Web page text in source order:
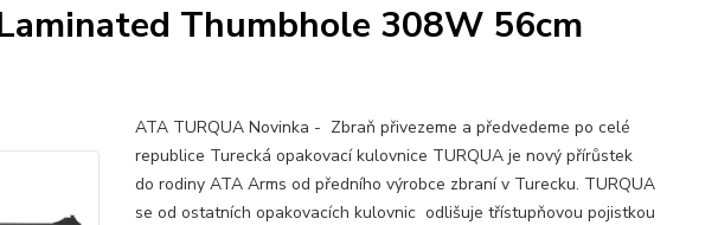
Thumbhole 308W 56cm
ATA TURQUA Novinka - Zbraň přivezeme a předvedeme po celé
republice Turecká opakovací kulovnice TURQUA je nový přírůstek
do rodiny ATA Arms od předního výrobce zbraní v Turecku. TURQUA
se od ostatních opakovacích kulovnic odlišuje třístupňovou pojistkou